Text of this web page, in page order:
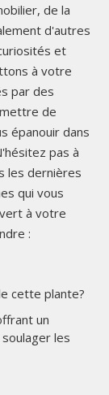
de la
d'autres
et
à votre
par des
de
épanouir dans
pas à
les dernières
qui vous
à votre
:
cette plante?
un
les